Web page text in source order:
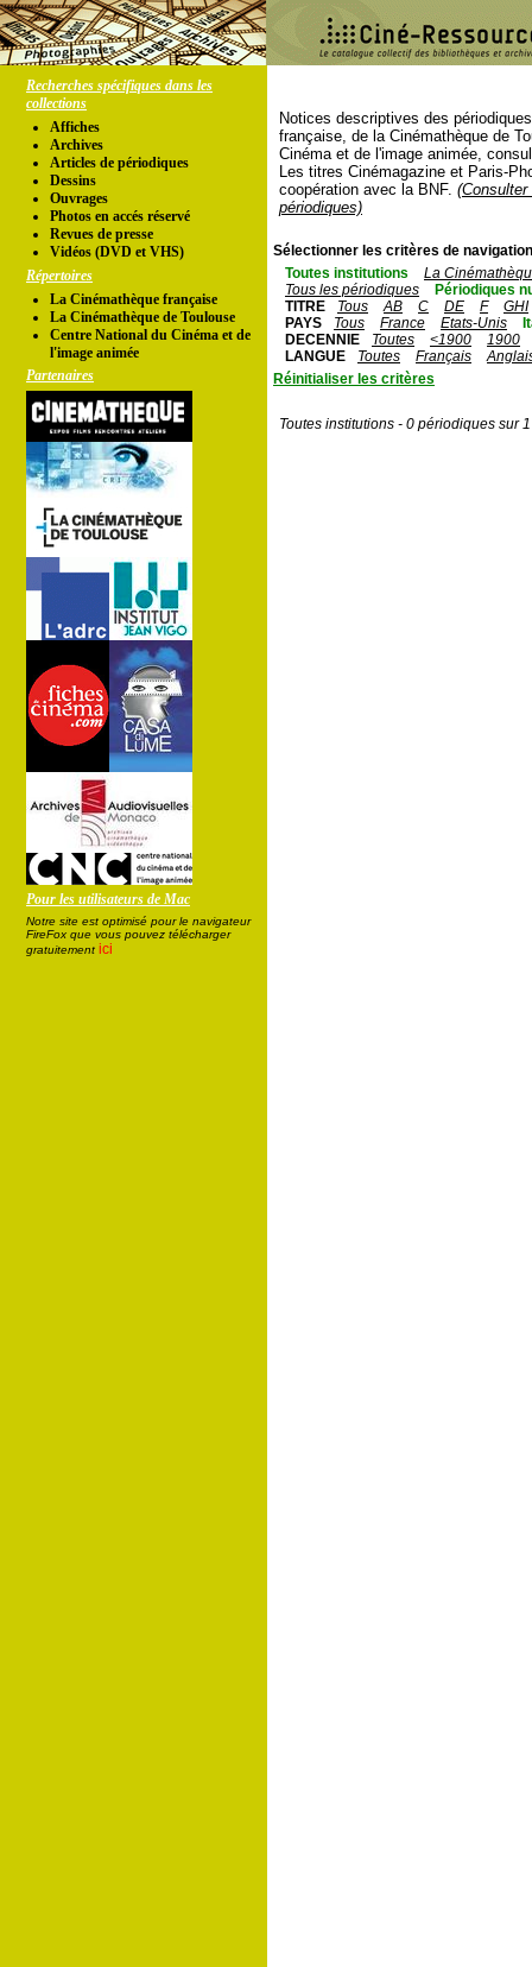
Recherches spécifiques dans les
collections
Affiches
Archives
Articles de périodiques
Dessins
Ouvrages
Photos en accés réservé
Revues de presse
Vidéos (DVD et VHS)
Répertoires
La Cinémathèque française
La Cinémathèque de Toulouse
Centre National du Cinéma et de
l'image animée
Partenaires
Pour les utilisateurs de Mac
Notre site est optimisé pour le navigateur
FireFox que vous pouvez télécharger
gratuitement ici
Notices descriptives des
française, de la Cinémathèque de
Cinéma et de l'image animée,
Les titres Cinémagazine et Paris-
coopération avec la BNF.
périodiques)
Sélectionner les critères de
Toutes institutions
La
Tous les périodiques
Périodiques
TITRE
Tous AB C DE F
GHI
PAYS
Tous France Etats-Unis
DECENNIE
Toutes <1900
1900
LANGUE
Toutes Français
Réinitialiser les critères
Toutes institutions - 0 périodiques sur